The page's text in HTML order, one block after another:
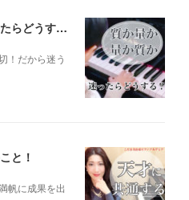
質か量か？量か質か？？迷ったらどうする？？？
！だから迷う
と！
帆に成果を出